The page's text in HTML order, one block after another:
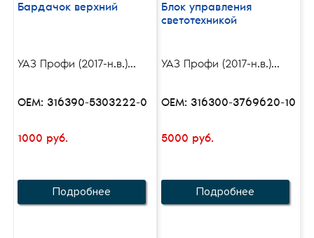
Бардачок верхний
УАЗ Профи (2017-н.в.)...
OEM: 316390-5303222-0
1000 руб.
Подробнее
Блок управления
светотехникой
УАЗ Профи (2017-н.в.)...
OEM: 316300-3769620-10
5000 руб.
Подробнее